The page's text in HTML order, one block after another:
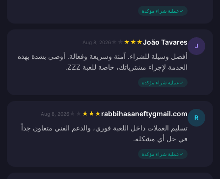
✓عملية شراء مؤكدة
J
João Tavares
★
★
★
Aug 8, 2026
أفضل وسيلة للشراء. آمنة وسريعة وفعالة. أوصي بشدة بهذه
الخدمة لإجراء مشترياتك، خاصة للعبة ZZZ.
✓عملية شراء مؤكدة
R
rabbihasaneftygmail.com
★
★
★
Aug 8, 2026
تسليم العملات داخل اللعبة فوري، والدعم الفني متعاون جداً
في حل أي مشكلة.
✓عملية شراء مؤكدة